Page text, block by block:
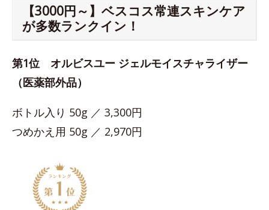
【3000円～】ベスコス常連スキンケア
が多数ランクイン！
第1位 オルビスユー ジェルモイスチャライザー
（医薬部外品）
ボトル入り 50g ／ 3,300円
つめかえ用 50g ／ 2,970円